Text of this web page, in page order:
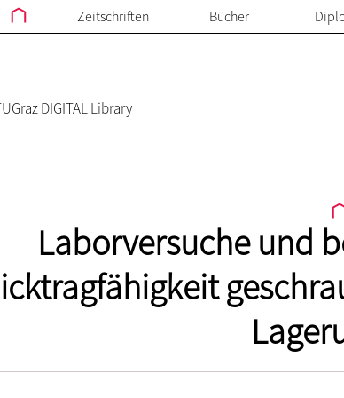
Zeitschriften Bücher
DIGITAL Library
Laborversuche und